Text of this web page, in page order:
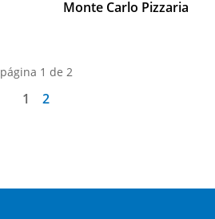
Monte Carlo Pizzaria
página 1 de 2
1 2